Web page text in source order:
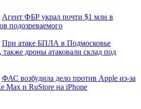
Агент ФБР украл почти $1 млн в
подозреваемого
При атаке БПЛА в Подмосковье
также дроны атаковали склад под
ФАС возбудила дело против Apple из-за
Max и RuStore на iPhone